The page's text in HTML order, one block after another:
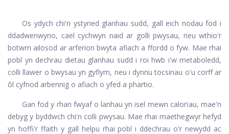
Os ydych chi'n ystyried glanhau sudd, gall eich nodau fod i
ddadwenwyno, cael cychwyn naid ar golli pwysau, neu wthio'r
botwm ailosod ar arferion bwyta afiach a ffordd o fyw. Mae rhai
pobl yn dechrau dietau glanhau sudd i roi hwb i'w metaboledd,
colli llawer o bwysau yn gyflym, neu i dynnu tocsinau o'u corff ar
ôl cyfnod arbennig o afiach o yfed a phartio.
Gan fod y rhan fwyaf o lanhau yn isel mewn calorïau, mae'n
debyg y byddwch chi'n colli pwysau. Mae rhai maethegwyr hefyd
yn hoffi'r ffaith y gall helpu rhai pobl i ddechrau o'r newydd ac